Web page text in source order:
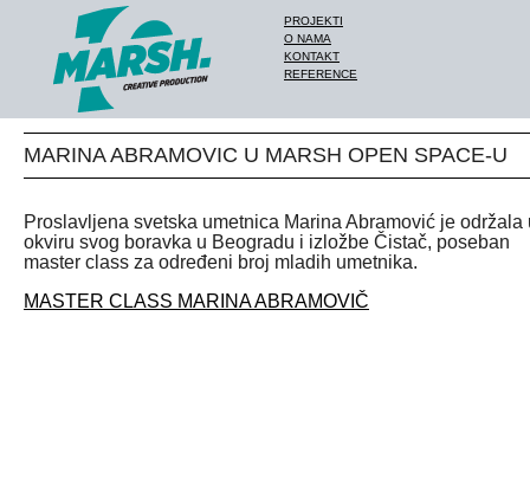
PROJEKTI
O NAMA
KONTAKT
REFERENCE
MARINA ABRAMOVIC U MARSH OPEN SPACE-U
Proslavljena svetska umetnica Marina Abramović je održala
okviru svog boravka u Beogradu i izložbe Čistač, poseban
master class za određeni broj mladih umetnika.
MASTER CLASS MARINA ABRAMOVIČ